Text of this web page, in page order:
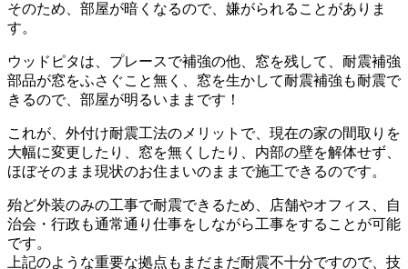
そのため、部屋が暗くなるので、嫌がられることがありま
す。
ウッドピタは、プレースで補強の他、窓を残して、耐震補強
部品が窓をふさぐこと無く、窓を生かして耐震補強も耐震で
きるので、部屋が明るいままです！
これが、外付け耐震工法のメリットで、現在の家の間取りを
大幅に変更したり、窓を無くしたり、内部の壁を解体せず、
ほぼそのまま現状のお住まいのままで施工できるのです。
殆ど外装のみの工事で耐震できるため、店舗やオフィス、自
治会・行政も通常通り仕事をしながら工事をすることが可能
です。
上記のような重要な拠点もまだまだ耐震不十分ですので、技